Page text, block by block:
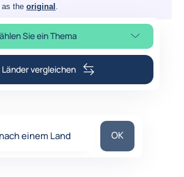
as the original .
Sie ein Thema
Seitenabschnitt auswählen
Länder vergleichen
einem Land Suche nach
OK